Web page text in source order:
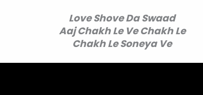
Love Shove Da Swaad
Aaj Chakh Le Ve Chakh Le
Chakh Le Soneya Ve